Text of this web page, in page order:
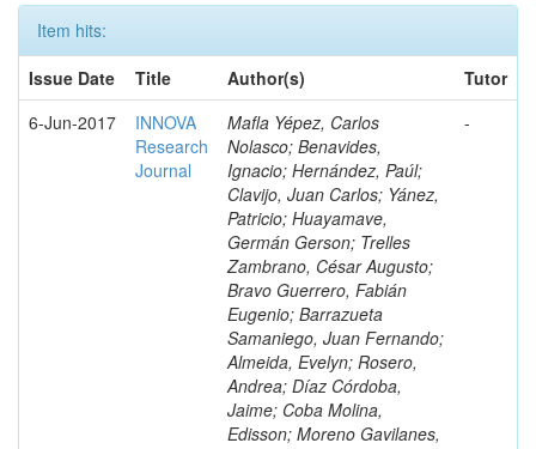
Item hits:
Issue Date
Title Author(s)
Tutor
6-Jun-2017
INNOVA
Research
Journal
Mafla Yépez, Carlos
Nolasco; Benavides,
Ignacio; Hernández, Paúl;
Clavijo, Juan Carlos; Yánez,
Patricio; Huayamave,
Germán Gerson; Trelles
Zambrano, César Augusto;
Bravo Guerrero, Fabián
Eugenio; Barrazueta
Samaniego, Juan Fernando;
Almeida, Evelyn; Rosero,
Andrea; Díaz Córdoba,
Jaime; Coba Molina,
Edisson; Moreno Gavilanes,
-